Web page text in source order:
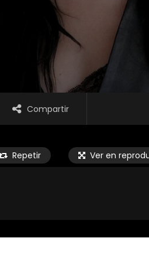
Compartir
Repetir Ver en